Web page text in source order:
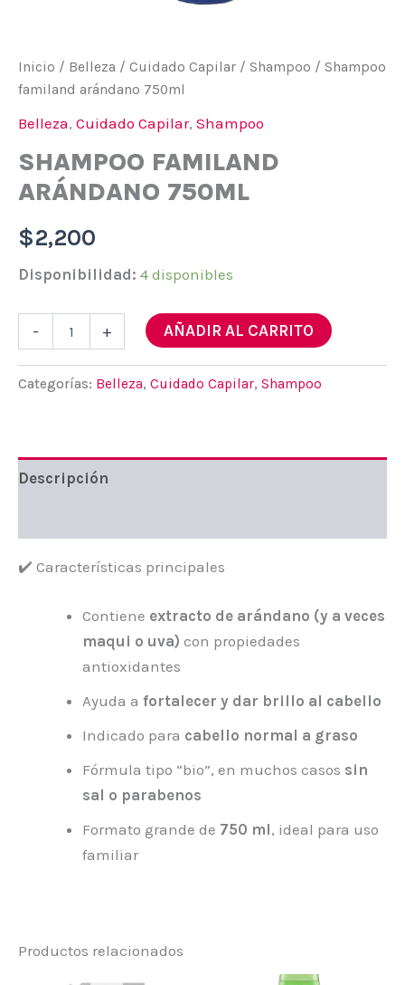
Inicio / Belleza / Cuidado Capilar / Shampoo / Shampoo
familand arándano 750ml
Belleza, Cuidado Capilar, Shampoo
SHAMPOO FAMILAND
ARÁNDANO 750ML
$2,200
Disponibilidad: 4 disponibles
-
750ml
cantidad
+ AÑADIR AL CARRITO
Categorías: Belleza, Cuidado Capilar, Shampoo
Descripción
✔️ Características principales
Contiene extracto de arándano (y a veces
maqui o uva) con propiedades
antioxidantes
Ayuda a fortalecer y dar brillo al cabello
Indicado para cabello normal a graso
Fórmula tipo “bio”, en muchos casos sin
sal o parabenos
Formato grande de 750 ml, ideal para uso
familiar
Productos relacionados